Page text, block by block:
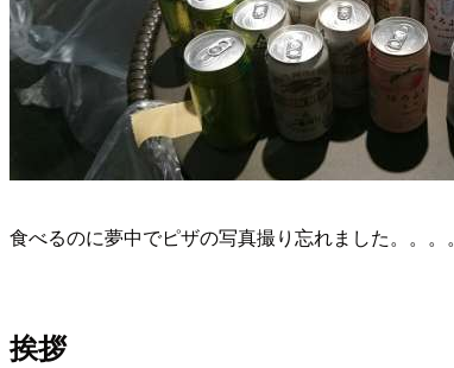
食べるのに夢中でピザの写真撮り忘れました。。。。
挨拶